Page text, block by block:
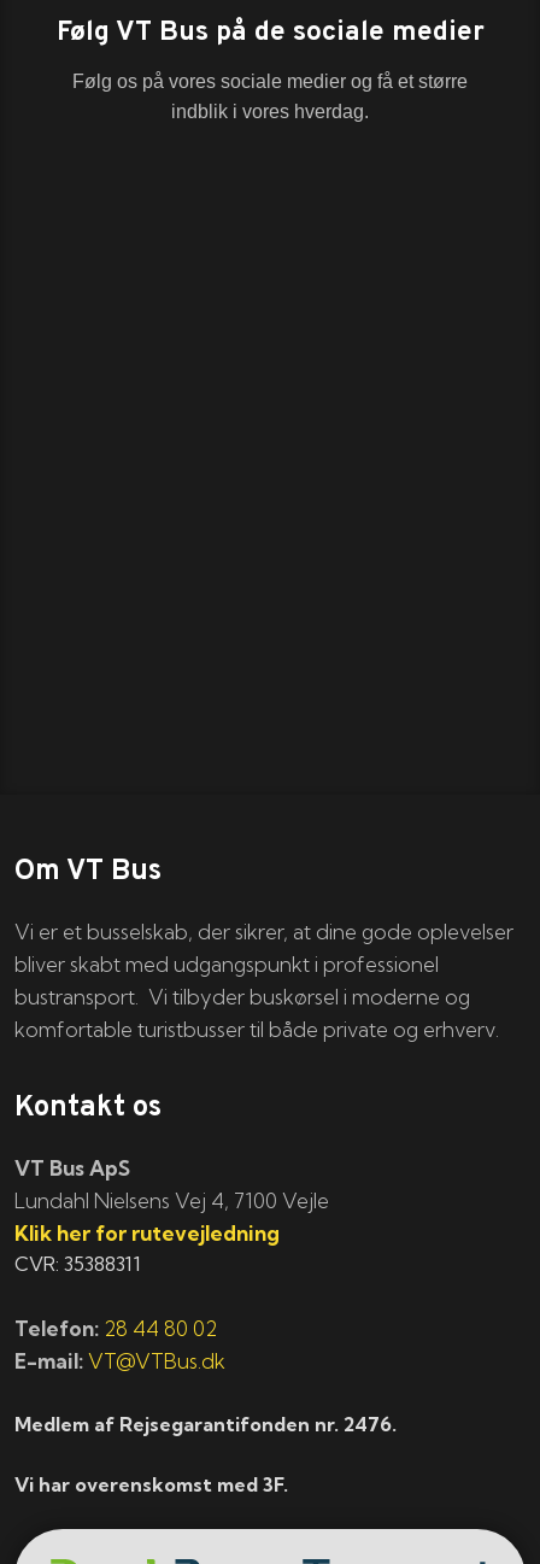
Følg VT Bus på de sociale medier
Følg os på vores sociale medier og få et større
indblik i vores hverdag.
Om VT Bus
Vi er et busselskab, der sikrer, at dine gode oplevelser
bliver skabt med udgangspunkt i professionel
bustransport. Vi tilbyder buskørsel i moderne og
komfortable turistbusser til både private og erhverv.
Kontakt os
VT Bus ApS
​​​Lundahl Nielsens Vej 4, 7100 Vejle
Klik her for rutevejledning
CVR: 35388311
Telefon: 28 44 80 02
E-mail: VT@VTBus.dk
Medlem af Rejsegarantifonden nr. 2476.
Vi har overenskomst med 3F.